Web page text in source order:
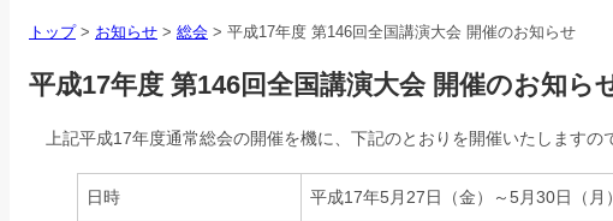
トップ> お知らせ > 総会 > 平成17年度 第146回全国講演大会 開催のお知らせ
平成17年度 第146回全国講演大会 開催のお知ら
上記平成17年度通常総会の開催を機に、下記のとおりを開催いたしますの
日時 平成17年5月27日（金）～5月30日（月）